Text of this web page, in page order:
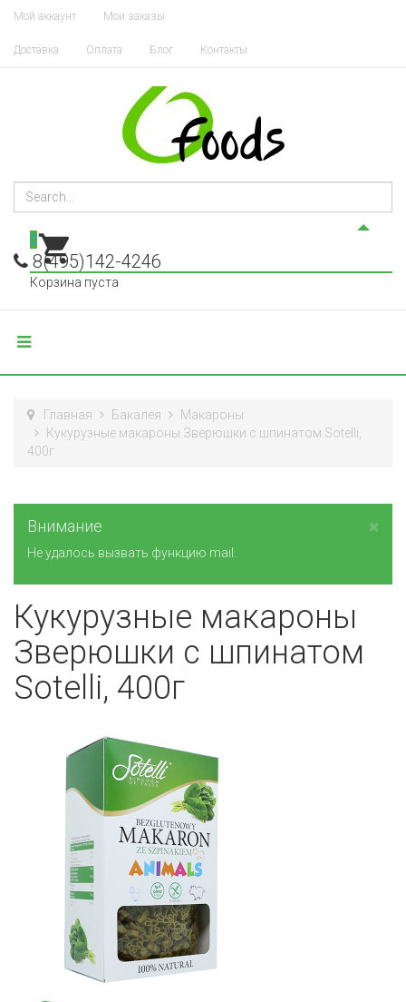
Мой аккаунт Мои заказы
Доставка Оплата Блог Контакты
8(495)142-4246
0
Корзина пуста
Главная Бакалея
Макароны
Кукурузные макароны Зверюшки с шпинатом Sotelli,
400г
×
Внимание
Не удалось вызвать функцию mail.
Кукурузные макароны
Зверюшки с шпинатом
Sotelli, 400г